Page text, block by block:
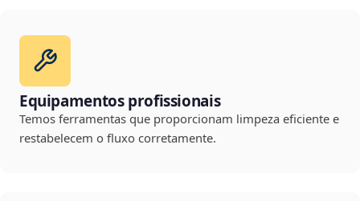
Equipamentos profissionais
Temos ferramentas que proporcionam limpeza eficiente e
restabelecem o fluxo corretamente.